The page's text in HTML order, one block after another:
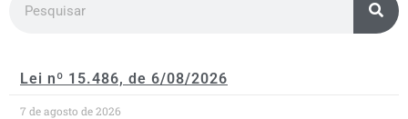
Lei nº 15.486, de 6/08/2026
7 de agosto de 2026